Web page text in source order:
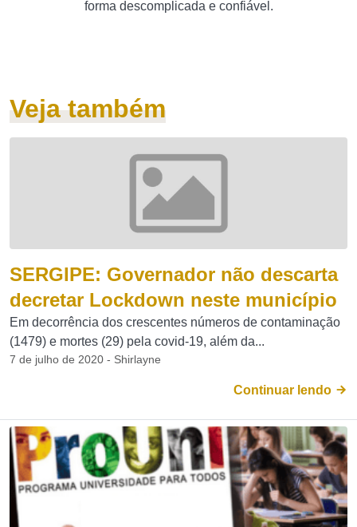
forma descomplicada e confiável.
Veja também
SERGIPE: Governador não descarta
decretar Lockdown neste município
Em decorrência dos crescentes números de contaminação
(1479) e mortes (29) pela covid-19, além da...
7 de julho de 2020 - Shirlayne
Continuar lendo